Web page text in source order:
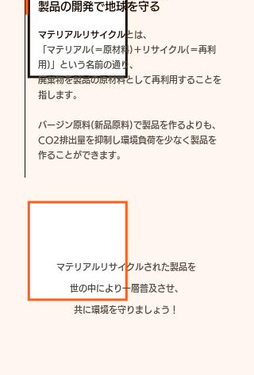
​製品の開発で地球を守る
マテリアルリサイクルとは、
「マテリアル(＝原材料)＋リサイクル(＝再利
用)」という名前の通り、
廃棄物を製品の原材料として再利用することを
指します。
バージン原料(新品原料)で製品を作るよりも、
CO2排出量を抑制し環境負荷を少なく製品を
作ることができます。
マテリアルリサイクルされた製品を
​世の中により一層普及させ、
​共に環境を守りましょう！